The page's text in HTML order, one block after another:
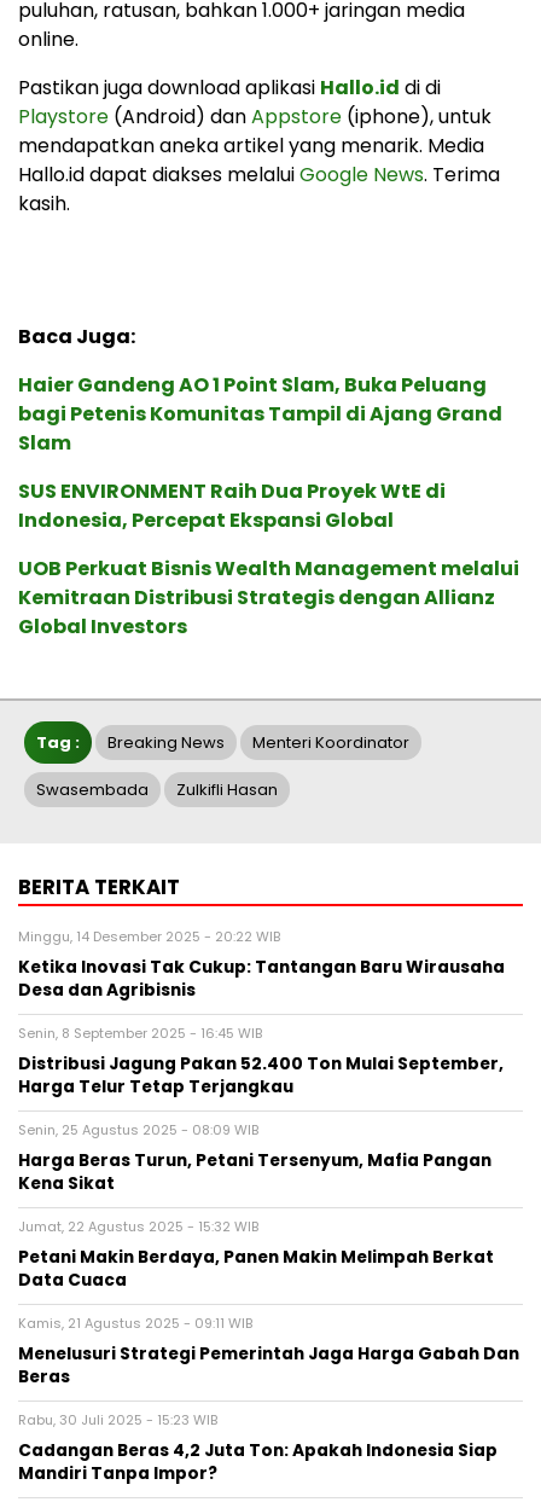
puluhan, ratusan, bahkan 1.000+ jaringan media
online.
Pastikan juga download aplikasi Hallo.id di di
Playstore (Android) danAppstore (iphone), untuk
mendapatkan aneka artikel yang menarik. Media
Hallo.id dapat diakses melaluiGoogle News. Terima
kasih.
Baca Juga:
Haier Gandeng AO 1 Point Slam, Buka Peluang
bagi Petenis Komunitas Tampil di Ajang Grand
Slam
SUS ENVIRONMENT Raih Dua Proyek WtE di
Indonesia, Percepat Ekspansi Global
UOB Perkuat Bisnis Wealth Management melalui
Kemitraan Distribusi Strategis dengan Allianz
Global Investors
Tag : Breaking News Menteri Koordinator
Swasembada Zulkifli Hasan
BERITA TERKAIT
Minggu, 14 Desember 2025 - 20:22 WIB
Ketika Inovasi Tak Cukup: Tantangan Baru Wirausaha
Desa dan Agribisnis
Senin, 8 September 2025 - 16:45 WIB
Distribusi Jagung Pakan 52.400 Ton Mulai September,
Harga Telur Tetap Terjangkau
Senin, 25 Agustus 2025 - 08:09 WIB
Harga Beras Turun, Petani Tersenyum, Mafia Pangan
Kena Sikat
Jumat, 22 Agustus 2025 - 15:32 WIB
Petani Makin Berdaya, Panen Makin Melimpah Berkat
Data Cuaca
Kamis, 21 Agustus 2025 - 09:11 WIB
Menelusuri Strategi Pemerintah Jaga Harga Gabah Dan
Beras
Rabu, 30 Juli 2025 - 15:23 WIB
Cadangan Beras 4,2 Juta Ton: Apakah Indonesia Siap
Mandiri Tanpa Impor?